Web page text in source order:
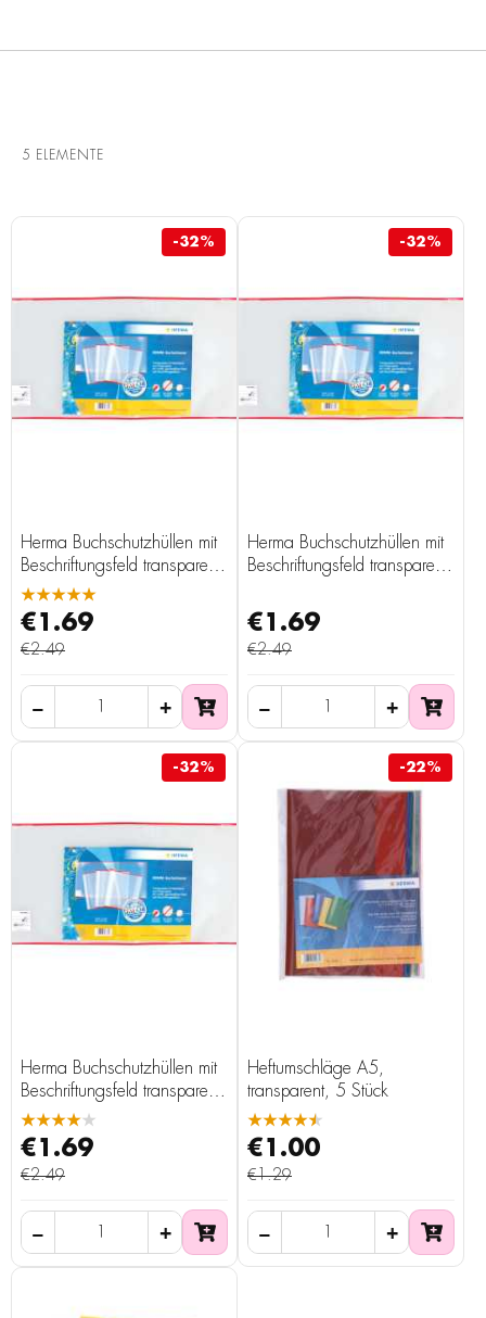
5 ELEMENTE
Herma Buchschutzhüllen mit
Beschriftungsfeld transparent
27 x 54 cm 3er
★★★★★
€1.69
€2.49
-32%
Herma Buchschutzhüllen mit
Beschriftungsfeld transparent
€1.69
€2.49
-32%
Herma Buchschutzhüllen mit
Beschriftungsfeld transparent
26,5 x 54 cm 3er
★★★★★
€1.69
€2.49
-32%
Heftumschläge A5,
transparent, 5 Stück
★★★★★
€1.00
€1.29
-22%